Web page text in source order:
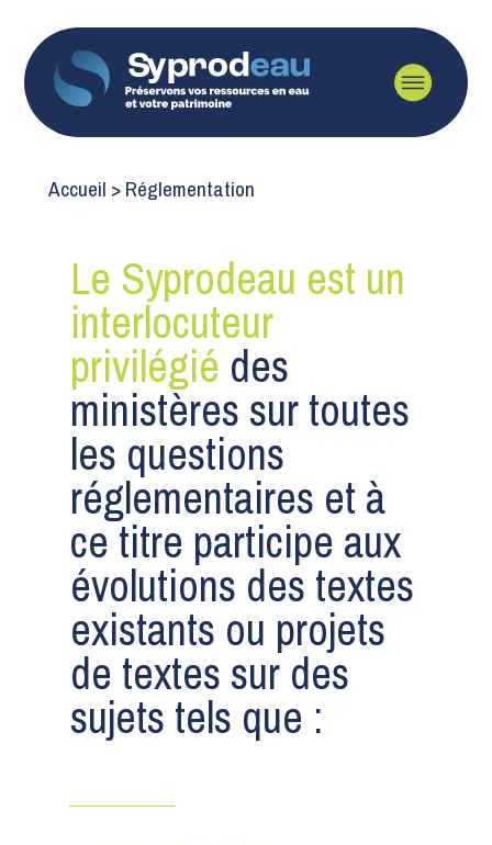
Accueil >Réglementation
Le Syprodeau est un
interlocuteur
privilégié des
ministères sur toutes
les questions
réglementaires et à
ce titre participe aux
évolutions des textes
existants ou projets
de textes sur des
sujets tels que :